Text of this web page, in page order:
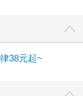
38元起~